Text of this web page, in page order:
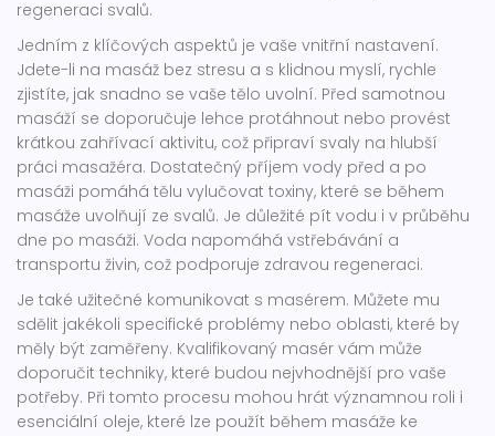
regeneraci svalů.
Jedním z klíčových aspektů je vaše vnitřní nastavení.
Jdete-li na masáž bez stresu a s klidnou myslí, rychle
zjistíte, jak snadno se vaše tělo uvolní. Před samotnou
masáží se doporučuje lehce protáhnout nebo provést
krátkou zahřívací aktivitu, což připraví svaly na hlubší
práci masažéra. Dostatečný příjem vody před a po
masáži pomáhá tělu vylučovat toxiny, které se během
masáže uvolňují ze svalů. Je důležité pít vodu i v průběhu
dne po masáži. Voda napomáhá vstřebávání a
transportu živin, což podporuje zdravou regeneraci.
Je také užitečné komunikovat s masérem. Můžete mu
sdělit jakékoli specifické problémy nebo oblasti, které by
měly být zaměřeny. Kvalifikovaný masér vám může
doporučit techniky, které budou nejvhodnější pro vaše
potřeby. Při tomto procesu mohou hrát významnou roli i
esenciální oleje, které lze použít během masáže ke